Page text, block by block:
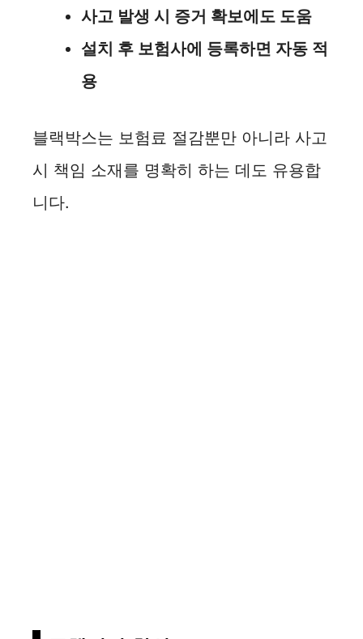
사고 발생 시 증거 확보에도 도움
설치 후 보험사에 등록하면 자동 적
용
블랙박스는 보험료 절감뿐만 아니라 사고
시 책임 소재를 명확히 하는 데도 유용합
니다.